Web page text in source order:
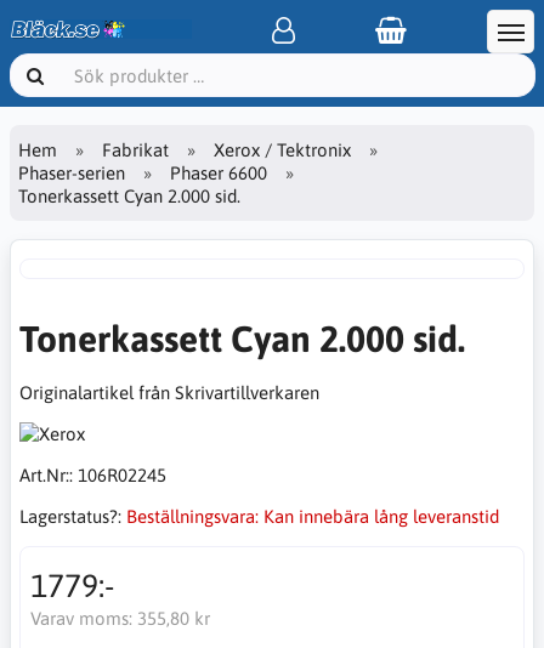
Hem Fabrikat
Xerox / Tektronix
Phaser-serien
Phaser 6600
Tonerkassett Cyan 2.000 sid.
Tonerkassett Cyan 2.000 sid.
Originalartikel från Skrivartillverkaren
Art.Nr:: 106R02245
Lagerstatus?: Beställningsvara: Kan innebära lång leveranstid
1779:-
Varav moms: 355,80 kr